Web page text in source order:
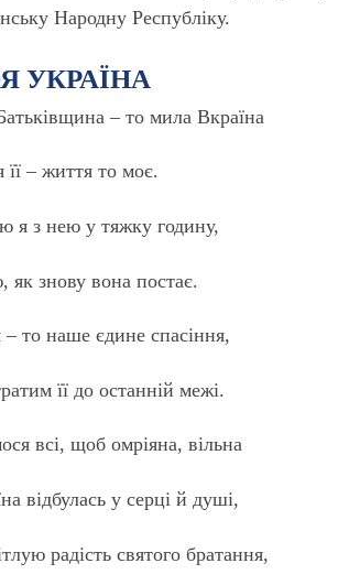
Народну Республіку.
УКРАЇНА
– то мила Вкраїна
її – життя то моє.
я з нею у тяжку годину,
як знову вона постає.
– то наше єдине спасіння,
її до останній межі.
всі, щоб омріяна, вільна
відбулась у серці й душі,
радість святого братання,